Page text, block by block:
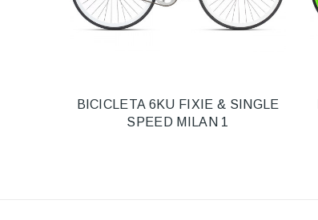
BICICLETA 6KU FIXIE & SINGLE
SPEED MILAN 1